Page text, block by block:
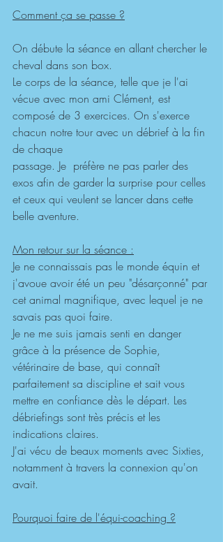
Comment ça se passe ?
On débute la séance en allant chercher le
cheval dans son box.
Le corps de la séance, telle que je l'ai
vécue avec mon ami Clément, est
composé de 3 exercices. On s'exerce
chacun notre tour avec un débrief à la fin
de chaque
passage. Je  préfère ne pas parler des
exos afin de garder la surprise pour celles
et ceux qui veulent se lancer dans cette
belle aventure.
Mon retour sur la séance :
Je ne connaissais pas le monde équin et
j'avoue avoir été un peu "désarçonné" par
cet animal magnifique, avec lequel je ne
savais pas quoi faire.
Je ne me suis jamais senti en danger
grâce à la présence de Sophie,
vétérinaire de base, qui connaît
parfaitement sa discipline et sait vous
mettre en confiance dès le départ. Les
débriefings sont très précis et les
indications claires.
J'ai vécu de beaux moments avec Sixties,
notamment à travers la connexion qu'on
avait.
Pourquoi faire de l'équi-coaching ?